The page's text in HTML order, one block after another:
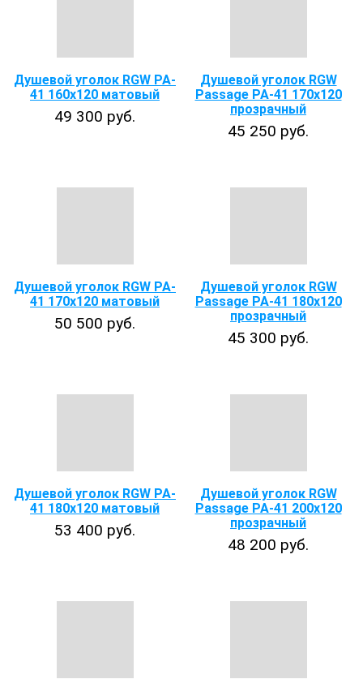
Душевой уголок RGW PA-
41 160x120 матовый
49 300 руб.
Душевой уголок RGW
Passage PA-41 170х120
прозрачный
45 250 руб.
Душевой уголок RGW PA-
41 170x120 матовый
50 500 руб.
Душевой уголок RGW
Passage PA-41 180х120
прозрачный
45 300 руб.
Душевой уголок RGW PA-
41 180x120 матовый
53 400 руб.
Душевой уголок RGW
Passage PA-41 200х120
прозрачный
48 200 руб.